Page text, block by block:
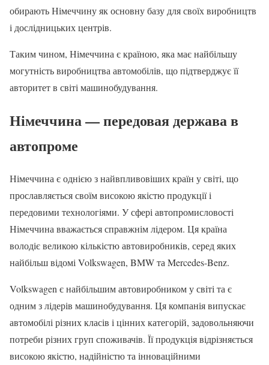
обирають Німеччину як основну базу для своїх виробництв
і дослідницьких центрів.
Таким чином, Німеччина є країною, яка має найбільшу
могутність виробництва автомобілів, що підтверджує її
авторитет в світі машинобудування.
Німеччина — передовая держава в
автопроме
Німеччина є однією з найвпливовіших країн у світі, що
прославляється своїм високою якістю продукції і
передовими технологіями. У сфері автопромисловості
Німеччина вважається справжнім лідером. Ця країна
володіє великою кількістю автовиробників, серед яких
найбільш відомі Volkswagen, BMW та Mercedes-Benz.
Volkswagen є найбільшим автовиробником у світі та є
одним з лідерів машинобудування. Ця компанія випускає
автомобілі різних класів і цінних категорій, задовольняючи
потреби різних груп споживачів. Її продукція відрізняється
високою якістю, надійністю та інноваційними